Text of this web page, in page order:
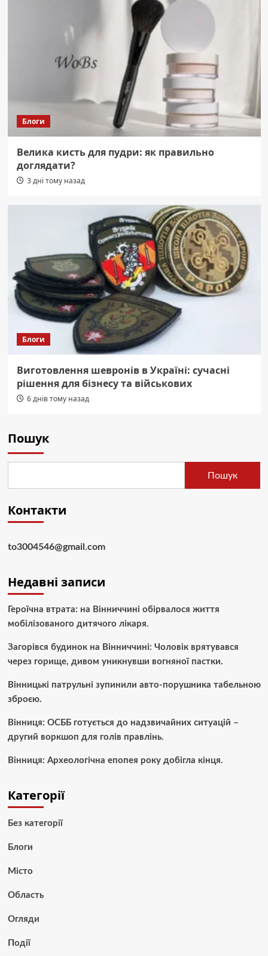
Блоги
Велика кисть для пудри: як правильно
доглядати?
3 дні тому назад
Блоги
Виготовлення шевронів в Україні: сучасні
рішення для бізнесу та військових
6 днів тому назад
Пошук
Пошук
Контакти
to3004546@gmail.com
Недавні записи
Героїчна втрата: на Вінниччині обірвалося життя
мобілізованого дитячого лікаря.
Загорівся будинок на Вінниччині: Чоловік врятувався
через горище, дивом уникнувши вогняної пастки.
Вінницькі патрульні зупинили авто-порушника табельною
зброєю.
Вінниця: ОСББ готується до надзвичайних ситуацій –
другий воркшоп для голів правлінь.
Вінниця: Археологічна епопея року добігла кінця.
Категорії
Без категорії
Блоги
Місто
Область
Огляди
Події